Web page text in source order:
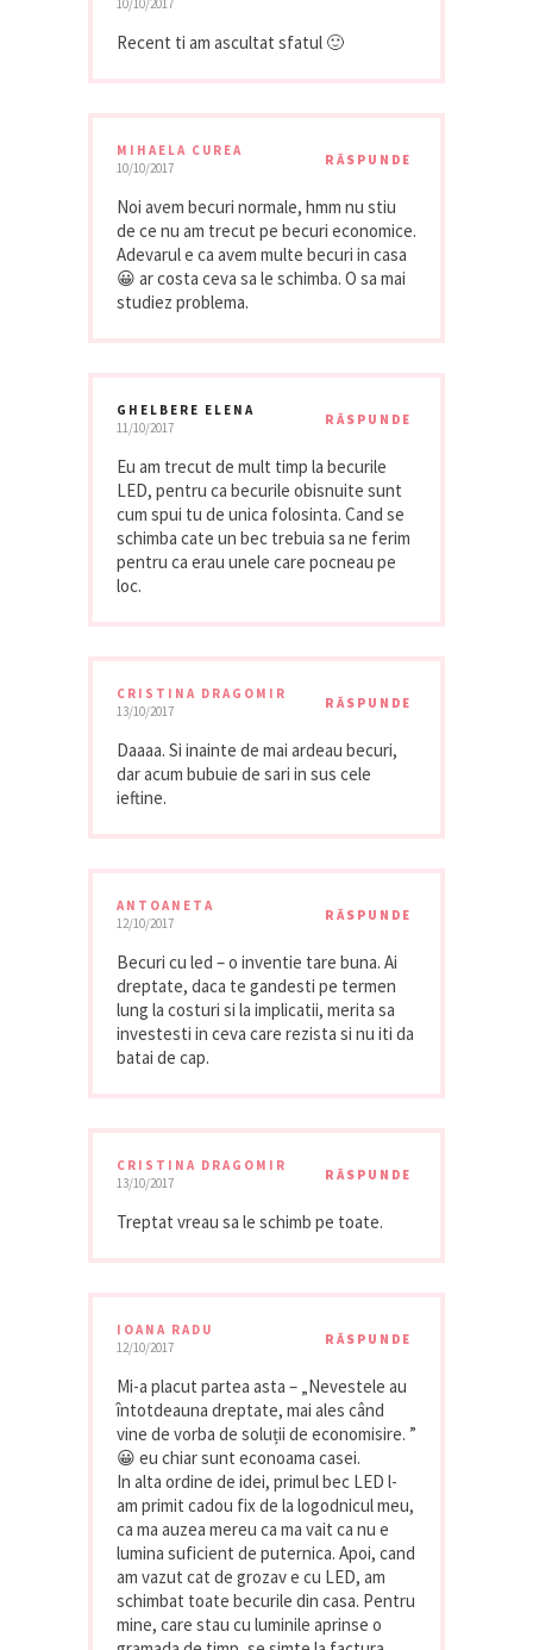
10/10/2017
Recent ti am ascultat sfatul 🙂
MIHAELA CUREA
10/10/2017
RĂSPUNDE
Noi avem becuri normale, hmm nu stiu
de ce nu am trecut pe becuri economice.
Adevarul e ca avem multe becuri in casa
😀 ar costa ceva sa le schimba. O sa mai
studiez problema.
GHELBERE ELENA
11/10/2017
RĂSPUNDE
Eu am trecut de mult timp la becurile
LED, pentru ca becurile obisnuite sunt
cum spui tu de unica folosinta. Cand se
schimba cate un bec trebuia sa ne ferim
pentru ca erau unele care pocneau pe
loc.
CRISTINA DRAGOMIR
13/10/2017
RĂSPUNDE
Daaaa. Si inainte de mai ardeau becuri,
dar acum bubuie de sari in sus cele
ieftine.
ANTOANETA
12/10/2017
RĂSPUNDE
Becuri cu led – o inventie tare buna. Ai
dreptate, daca te gandesti pe termen
lung la costuri si la implicatii, merita sa
investesti in ceva care rezista si nu iti da
batai de cap.
CRISTINA DRAGOMIR
13/10/2017
RĂSPUNDE
Treptat vreau sa le schimb pe toate.
IOANA RADU
12/10/2017
RĂSPUNDE
Mi-a placut partea asta – „Nevestele au
întotdeauna dreptate, mai ales când
vine de vorba de soluții de economisire. ”
😀 eu chiar sunt econoama casei.
In alta ordine de idei, primul bec LED l-
am primit cadou fix de la logodnicul meu,
ca ma auzea mereu ca ma vait ca nu e
lumina suficient de puternica. Apoi, cand
am vazut cat de grozav e cu LED, am
schimbat toate becurile din casa. Pentru
mine, care stau cu luminile aprinse o